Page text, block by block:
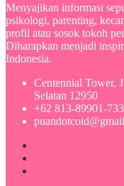
Menyajikan informasi
psikologi, parenting,
profil atau sosok tokoh
Diharapkan menjadi
Indonesia.
Centennial Tower,
Selatan 12950
+62 813-89901-733